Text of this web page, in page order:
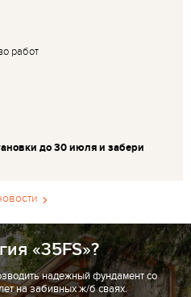
работ
до 30 июля и забери
«35FS»?
надежный фундамент со
на забивных ж/б сваях.